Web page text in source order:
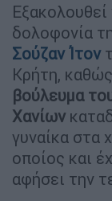
δολοφονία
Σούζαν Ίτον
Κρήτη,
βούλευμα
Χανίων
γυναίκα στα
οποίος και
αφήσει την